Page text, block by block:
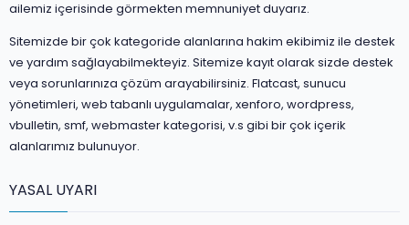
ailemiz içerisinde görmekten memnuniyet duyarız.
Sitemizde bir çok kategoride alanlarına hakim ekibimiz ile destek
ve yardım sağlayabilmekteyiz. Sitemize kayıt olarak sizde destek
veya sorunlarınıza çözüm arayabilirsiniz. Flatcast, sunucu
yönetimleri, web tabanlı uygulamalar, xenforo, wordpress,
vbulletin, smf, webmaster kategorisi, v.s gibi bir çok içerik
alanlarımız bulunuyor.
YASAL UYARI